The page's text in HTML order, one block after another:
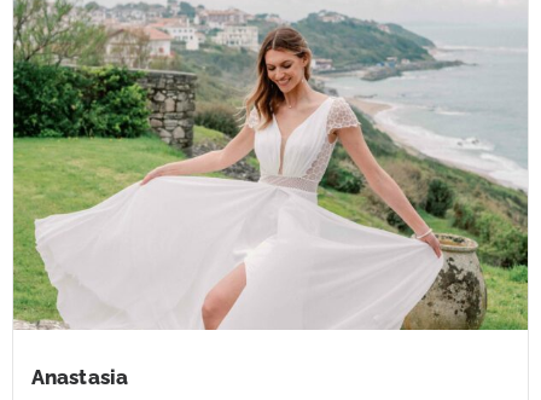
Anastasia